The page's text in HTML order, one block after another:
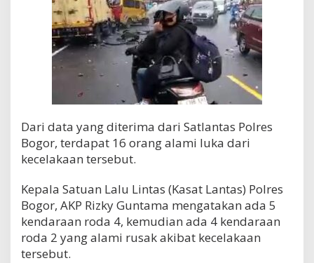
Dari data yang diterima dari Satlantas Polres
Bogor, terdapat 16 orang alami luka dari
kecelakaan tersebut.
Kepala Satuan Lalu Lintas (Kasat Lantas) Polres
Bogor, AKP Rizky Guntama mengatakan ada 5
kendaraan roda 4, kemudian ada 4 kendaraan
roda 2 yang alami rusak akibat kecelakaan
tersebut.